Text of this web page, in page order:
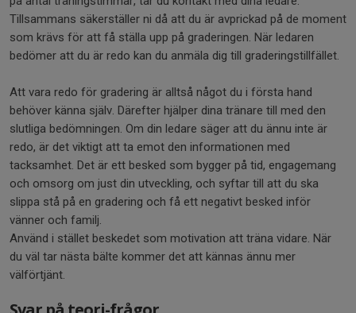
Tillsammans säkerställer ni då att du är avprickad på de moment
som krävs för att få ställa upp på graderingen. När ledaren
bedömer att du är redo kan du anmäla dig till graderingstillfället.
Att vara redo för gradering är alltså något du i första hand
behöver känna själv. Därefter hjälper dina tränare till med den
slutliga bedömningen. Om din ledare säger att du ännu inte är
redo, är det viktigt att ta emot den informationen med
tacksamhet. Det är ett besked som bygger på tid, engagemang
och omsorg om just din utveckling, och syftar till att du ska
slippa stå på en gradering och få ett negativt besked inför
vänner och familj.
Använd i stället beskedet som motivation att träna vidare. När
du väl tar nästa bälte kommer det att kännas ännu mer
välförtjänt.